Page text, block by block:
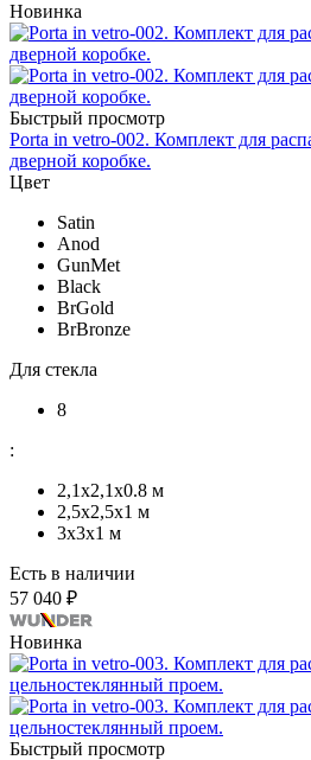
Новинка
Быстрый просмотр
Porta in vetro-002. Комплект для
дверной коробке.
Цвет
Satin
Anod
GunMet
Black
BrGold
BrBronze
Для стекла
8
:
2,1x2,1х0.8 м
2,5x2,5х1 м
3х3х1 м
Есть в наличии
57 040 ₽
Новинка
Быстрый просмотр